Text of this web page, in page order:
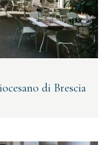
di Brescia